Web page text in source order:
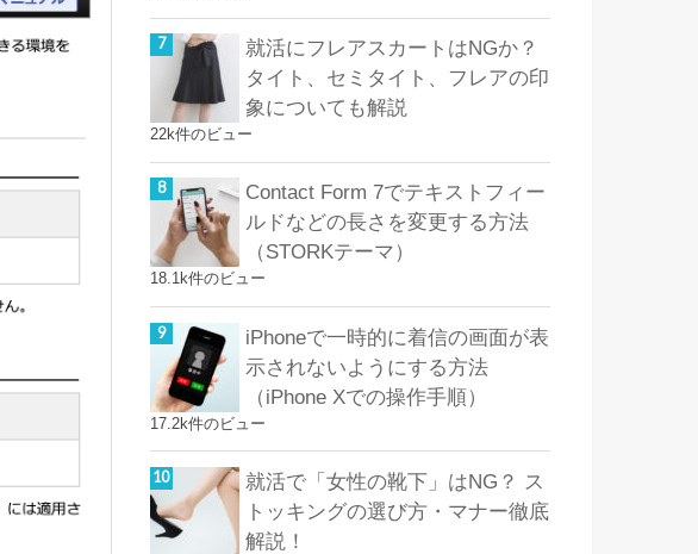
就活にフレアスカートはNGか？
タイト、セミタイト、フレアの印
象についても解説
22k件のビュー
Contact Form 7でテキストフィー
ルドなどの長さを変更する方法
（STORKテーマ）
18.1k件のビュー
iPhoneで一時的に着信の画面が表
示されないようにする方法
（iPhone Xでの操作手順）
17.2k件のビュー
就活で「女性の靴下」はNG？ ス
トッキングの選び方・マナー徹底
解説！